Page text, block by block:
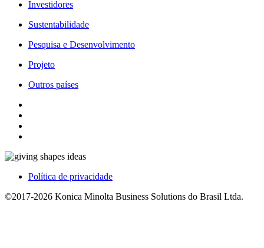
Investidores
Sustentabilidade
Pesquisa e Desenvolvimento
Projeto
Outros países
Política de privacidade
©2017-2026 Konica Minolta Business Solutions do Brasil Ltda.